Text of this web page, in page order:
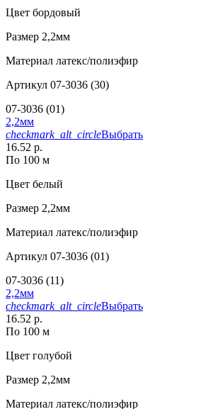
Цвет бордовый
Размер 2,2мм
Материал латекс/полиэфир
Артикул 07-3036 (30)
07-3036 (01)
2,2мм
checkmark_alt_circleВыбрать
16.52 р.
По 100 м
Цвет белый
Размер 2,2мм
Материал латекс/полиэфир
Артикул 07-3036 (01)
07-3036 (11)
2,2мм
checkmark_alt_circleВыбрать
16.52 р.
По 100 м
Цвет голубой
Размер 2,2мм
Материал латекс/полиэфир